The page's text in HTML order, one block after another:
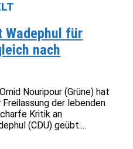
für
nach
Nouripour (Grüne) hat
der lebenden
Kritik an
(CDU) geübt....